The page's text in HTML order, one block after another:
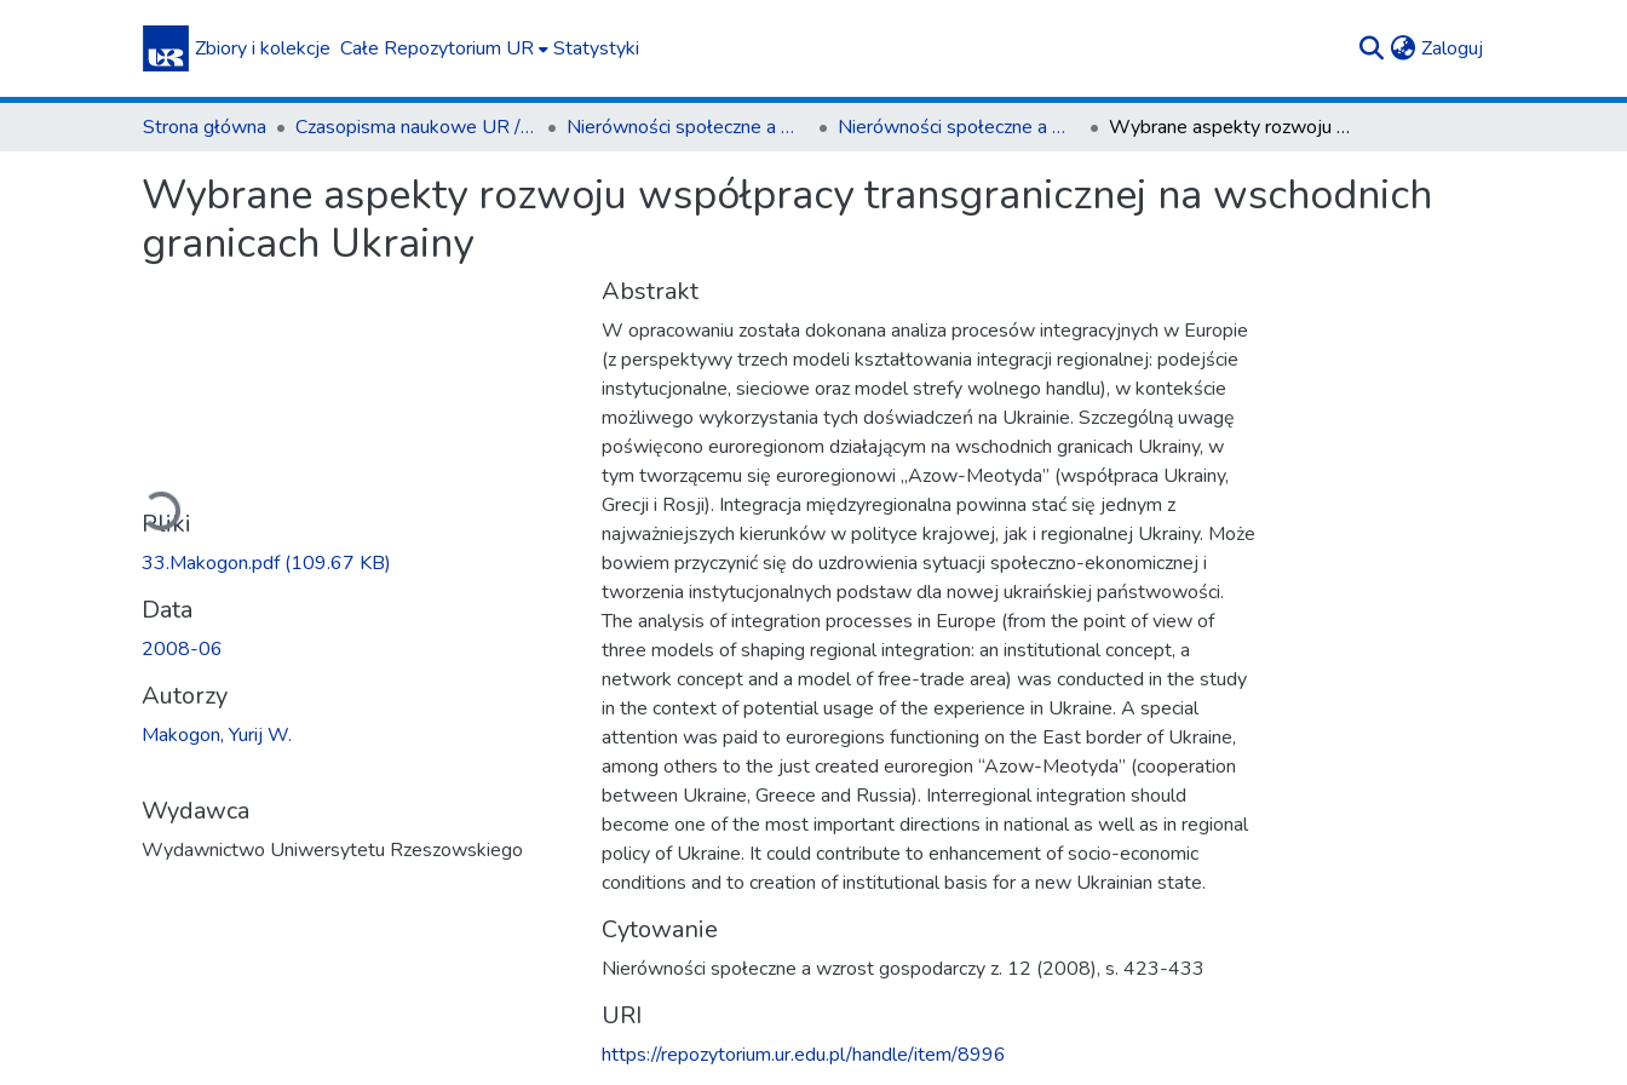
Zbiory i kolekcje Całe Repozytorium UR Statystyki Zaloguj
Strona główna Czasopisma naukowe UR / Scientific Journals Nierówności społeczne a wzrost gospodarczy Nierówności społeczne a wzrost gospodarczy z. 12 (2008) Wybrane aspekty rozwoju współpracy transgranicznej na wschodnich granicach Ukrainy
Wybrane aspekty rozwoju współpracy transgranicznej na wschodnich
granicach Ukrainy
Ładowanie...
Pliki
33.Makogon.pdf(109.67 KB)
Data
2008-06
Autorzy
Makogon, Yurij W.
Wydawca
Wydawnictwo Uniwersytetu Rzeszowskiego
Abstrakt
W opracowaniu została dokonana analiza procesów integracyjnych w Europie
(z perspektywy trzech modeli kształtowania integracji regionalnej: podejście
instytucjonalne, sieciowe oraz model strefy wolnego handlu), w kontekście
możliwego wykorzystania tych doświadczeń na Ukrainie. Szczególną uwagę
poświęcono euroregionom działającym na wschodnich granicach Ukrainy, w
tym tworzącemu się euroregionowi „Azow-Meotyda” (współpraca Ukrainy,
Grecji i Rosji). Integracja międzyregionalna powinna stać się jednym z
najważniejszych kierunków w polityce krajowej, jak i regionalnej Ukrainy. Może
bowiem przyczynić się do uzdrowienia sytuacji społeczno-ekonomicznej i
tworzenia instytucjonalnych podstaw dla nowej ukraińskiej państwowości.
The analysis of integration processes in Europe (from the point of view of
three models of shaping regional integration: an institutional concept, a
network concept and a model of free-trade area) was conducted in the study
in the context of potential usage of the experience in Ukraine. A special
attention was paid to euroregions functioning on the East border of Ukraine,
among others to the just created euroregion “Azow-Meotyda” (cooperation
between Ukraine, Greece and Russia). Interregional integration should
become one of the most important directions in national as well as in regional
policy of Ukraine. It could contribute to enhancement of socio-economic
conditions and to creation of institutional basis for a new Ukrainian state.
Cytowanie
Nierówności społeczne a wzrost gospodarczy z. 12 (2008), s. 423-433
URI
https://repozytorium.ur.edu.pl/handle/item/8996